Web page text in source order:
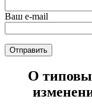
Ваш e-mail
Оставьте это поле
О